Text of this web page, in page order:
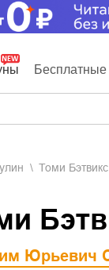
Бесплатные
Томи
Юрьевич